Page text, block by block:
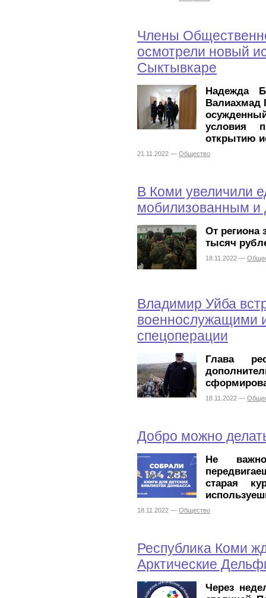
Члены
осмотрели новый
Сыктывкаре
Надежда
Валиахмад
условия
открытию
21.11.2022 — Общество
В Коми увеличили
мобилизованным и
От региона
тысяч
18.11.2022 —
Владимир Уйба
военнослужащими
спецоперации
Глава
18.11.2022 —
Добро можно
Не
старая
18.11.2022 — Общество
Республика Коми
Арктические
Через